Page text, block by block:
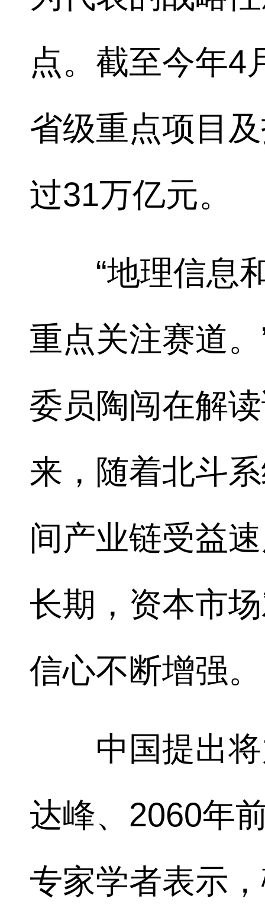
点。截至今年4
省级重点项目
过31万亿元。
“地理信息和
重点关注赛道
委员陶闯在解
来，随着北斗
间产业链受益
长期，资本市
信心不断增强。
中国提出将
达峰、2060年
专家学者表示